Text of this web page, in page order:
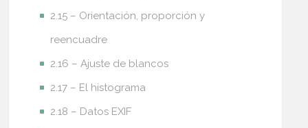
2.15 – Orientación, proporción y
reencuadre
2.16 – Ajuste de blancos
2.17 – El histograma
2.18 – Datos EXIF